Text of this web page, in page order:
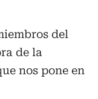
del
de la
nos pone en